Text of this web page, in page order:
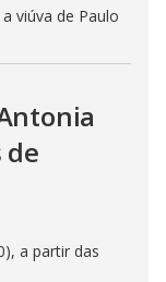
viúva de Paulo
de
a partir das